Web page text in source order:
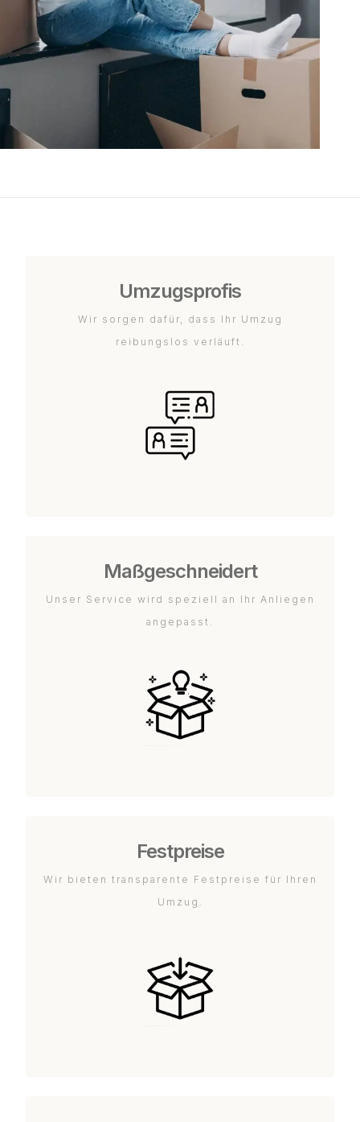
Umzugsprofis
Wir sorgen dafür, dass Ihr Umzug
reibungslos verläuft.
Maßgeschneidert
Unser Service wird speziell an Ihr Anliegen
angepasst.
Festpreise
Wir bieten transparente Festpreise für Ihren
Umzug.